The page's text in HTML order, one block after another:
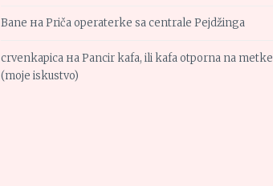
Bane наPriča operaterke sa centrale Pejdžinga
crvenkapica наPancir kafa, ili kafa otporna na metke
(moje iskustvo)